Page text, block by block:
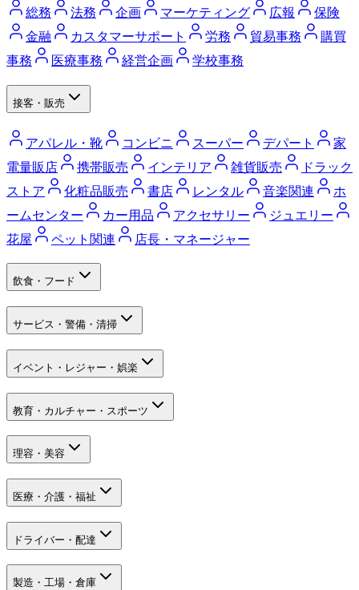
総務
法務 企画 マーケティング 広報
保険
金融
カスタマーサポート 労務 貿易事務
購買
事務
医療事務 経営企画 学校事務
接客・販売
アパレル・靴 コンビニ スーパー デパート
家
電量販店
携帯販売 インテリア 雑貨販売
ドラック
ストア
化粧品販売 書店 レンタル 音楽関連
ホ
ームセンター
カー用品 アクセサリー
ジュエリー
花屋
ペット関連 店長・マネージャー
飲食・フード
サービス・警備・清掃
イベント・レジャー・娯楽
教育・カルチャー・スポーツ
理容・美容
医療・介護・福祉
ドライバー・配達
製造・工場・倉庫